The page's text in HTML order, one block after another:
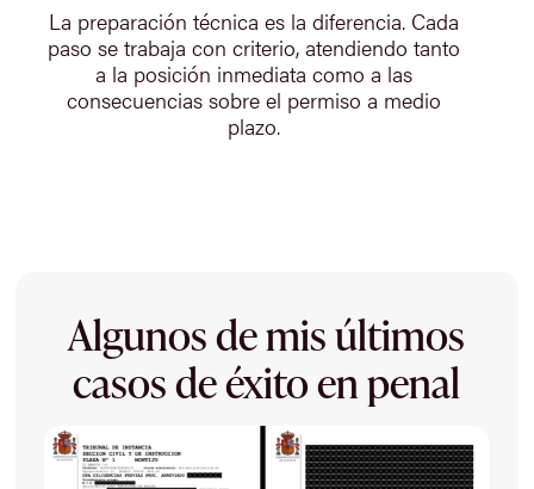
La preparación técnica es la diferencia. Cada
paso se trabaja con criterio, atendiendo tanto
a la posición inmediata como a las
consecuencias sobre el permiso a medio
plazo.
Algunos de mis últimos
casos de éxito en penal